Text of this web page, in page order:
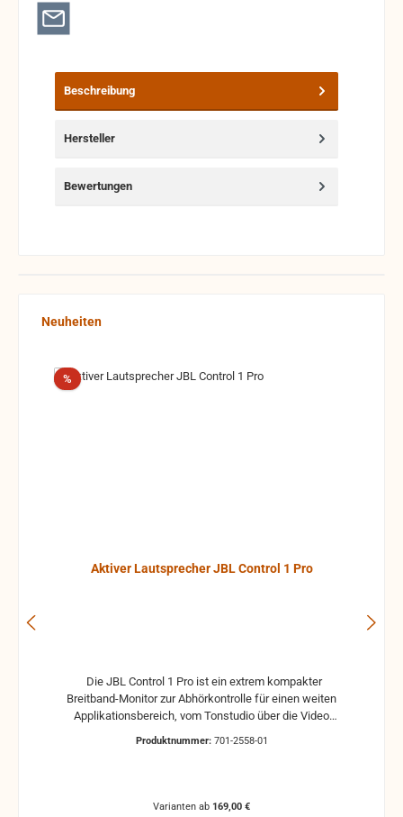
Beschreibung
Hersteller
Bewertungen
Produktgalerie überspringen
Neuheiten
%Rabatt
Aktiver Lautsprecher JBL Control 1 Pro
Breitband-Monitor zur Abhörkontrolle für einen weiten
Applikationsbereich, vom Tonstudio über die Video
Postproduction bis zum Ü-Wagen und Rundfunkstudio.
ist bei der JBL Control 1 mit einer Magnet-Abschirmung
Produktnummer: 701-2558-01
Varianten ab 169,00 €